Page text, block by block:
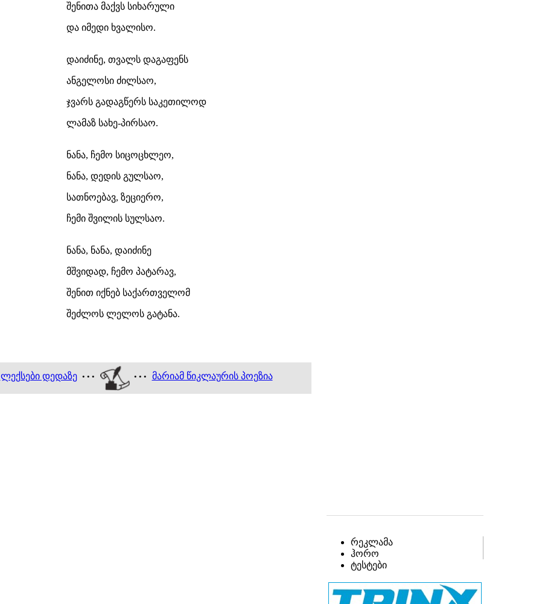
შენითა მაქვს სიხარული
და იმედი ხვალისო.
დაიძინე, თვალს დაგაფენს
ანგელოსი ძილსაო,
ჯვარს გადაგწერს საკეთილოდ
ლამაზ სახე-პირსაო.
ნანა, ჩემო სიცოცხლეო,
ნანა, დედის გულსაო,
სათნოებავ, ზეციერო,
ჩემი შვილის სულსაო.
ნანა, ნანა, დაიძინე
მშვიდად, ჩემო პატარავ,
შენით იქნებ საქართველომ
შეძლოს ლელოს გატანა.
ლექსები დედაზე • • • • • • მარიამ წიკლაურის პოეზია
რეკლამა
ჰორო
ტესტები